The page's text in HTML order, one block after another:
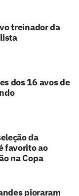
treinador da
dos 16 avos de
da
favorito ao
na Copa
pioraram